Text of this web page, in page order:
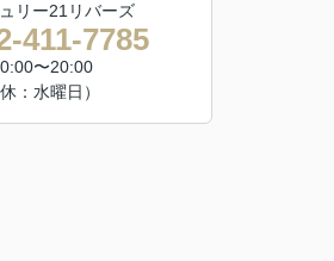
リー21リバーズ
411-7785
〜20:00
休：水曜日）